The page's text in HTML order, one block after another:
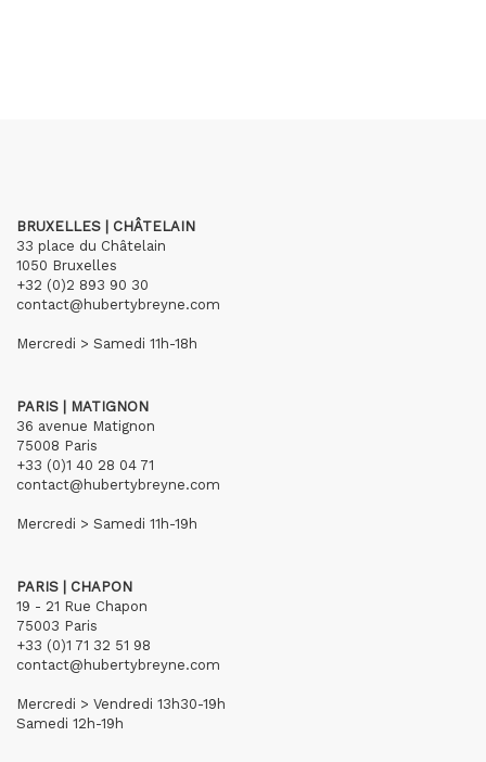
BRUXELLES | CHÂTELAIN
33 place du Châtelain
1050 Bruxelles
+32 (0)2 893 90 30
contact@hubertybreyne.com
Mercredi > Samedi 11h-18h
PARIS | MATIGNON
36 avenue Matignon
75008 Paris
+33 (0)1 40 28 04 71
contact@hubertybreyne.com
Mercredi > Samedi 11h-19h
PARIS | CHAPON
19 - 21 Rue Chapon
75003 Paris
+33 (0)1 71 32 51 98
contact@hubertybreyne.com
Mercredi > Vendredi 13h30-19h
Samedi 12h-19h